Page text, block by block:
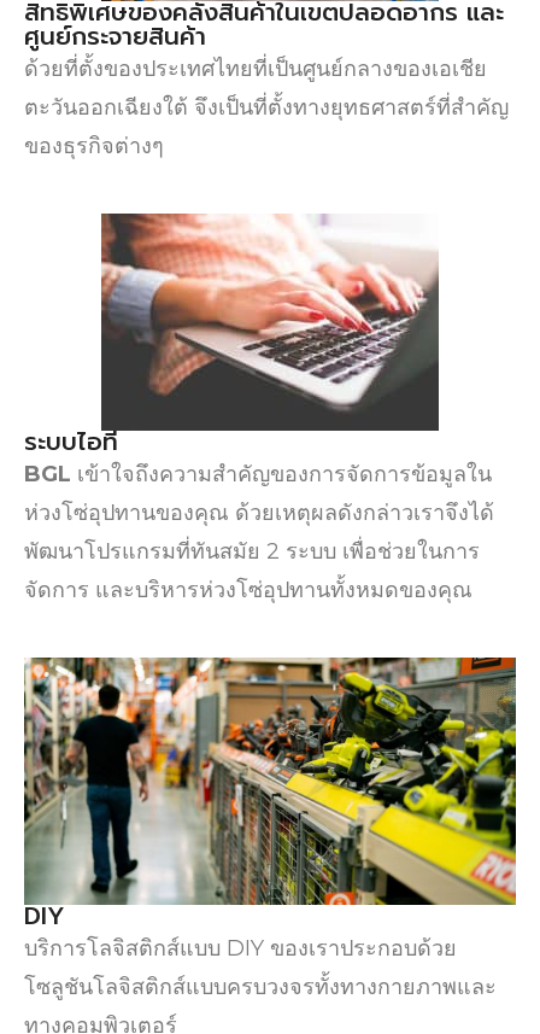
สิทธิพิเศษของคลังสินค้าในเขตปลอดอากร และ
ศูนย์กระจายสินค้า
ด้วยที่ตั้งของประเทศไทยที่เป็นศูนย์กลางของเอเชีย
ตะวันออกเฉียงใต้ จึงเป็นที่ตั้งทางยุทธศาสตร์ที่สำคัญ
ของธุรกิจต่างๆ
ระบบไอที
BGL เข้าใจถึงความสำคัญของการจัดการข้อมูลใน
ห่วงโซ่อุปทานของคุณ ด้วยเหตุผลดังกล่าวเราจึงได้
พัฒนาโปรแกรมที่ทันสมัย 2 ระบบ เพื่อช่วยในการ
จัดการ และบริหารห่วงโซ่อุปทานทั้งหมดของคุณ
DIY
บริการโลจิสติกส์แบบ DIY ของเราประกอบด้วย
โซลูชันโลจิสติกส์แบบครบวงจรทั้งทางกายภาพและ
ทางคอมพิวเตอร์